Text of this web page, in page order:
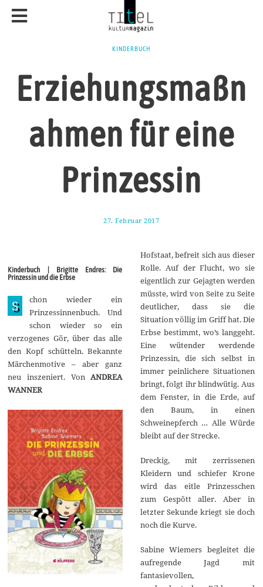
KINDERBUCH
Erziehungsmaßn
ahmen für eine
Prinzessin
27. Februar 2017
u
u
s
t
2
0
1
Kinderbuch | Brigitte Endres: Die
Prinzessin und die Erbse
S
chon wieder ein
Prinzessinnenbuch. Und
schon wieder so ein
verzogenes Gör, über das alle
den Kopf schütteln. Bekannte
Märchenmotive – aber ganz
neu inszeniert. Von ANDREA
WANNER
Hofstaat, befreit sich aus dieser
Rolle. Auf der Flucht, wo sie
eigentlich zur Gejagten werden
müsste, wird von Seite zu Seite
deutlicher, dass sie die
Situation völlig im Griff hat. Die
Erbse bestimmt, wo’s langgeht.
Eine wütender werdende
Prinzessin, die sich selbst in
immer peinlichere Situationen
bringt, folgt ihr blindwütig. Aus
dem Fenster, in die Erde, auf
den Baum, in einen
Schweinepferch … Alle Würde
bleibt auf der Strecke.
Dreckig, mit zerrissenen
Kleidern und schiefer Krone
wird das eitle Prinzesschen
zum Gespött aller. Aber in
letzter Sekunde kriegt sie doch
noch die Kurve.
Sabine Wiemers begleitet die
aufregende Jagd mit
fantasievollen,